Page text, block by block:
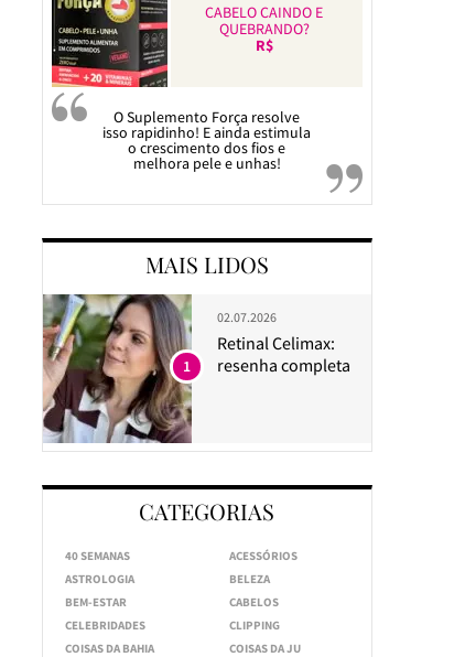
CABELO CAINDO E
QUEBRANDO?
R$
O Suplemento Força resolve
isso rapidinho! E ainda estimula
o crescimento dos fios e
melhora pele e unhas!
MAIS LIDOS
02.07.2026
Retinal Celimax:
resenha completa
1
CATEGORIAS
40 SEMANAS
ACESSÓRIOS
ASTROLOGIA
BELEZA
BEM-ESTAR
CABELOS
CELEBRIDADES
CLIPPING
COISAS DA BAHIA
COISAS DA JU